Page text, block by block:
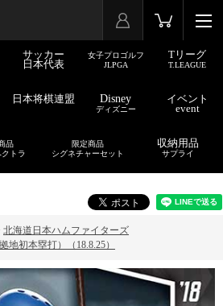
サッカー
日本代表
女子プロゴルフ
JLPGA
Tリーグ
T.LEAGUE
日本将棋連盟 Disney
ディズニー
イベント
event
品
トラ
限定商品
シグネチャーセット
収納用品
サプライ
北海道日本ハムファイターズ
地初本塁打）（18.8.25）